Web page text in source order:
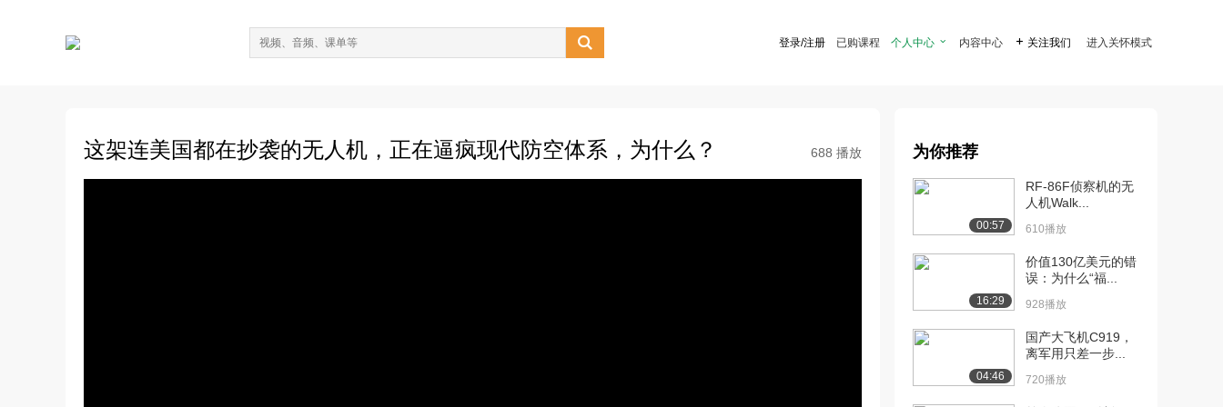
 登录/注册 已购课程 个人中心  内容中心  关注我们 进入关怀模式
这架连美国都在抄袭的无人机，正在逼疯现代防空体系，为什么？ 688 播放 为你推荐
00:57
RF-86F侦察机的无
人机Walk...
610播放
16:29
价值130亿美元的错
误：为什么“福...
928播放
04:46
国产大飞机C919，
离军用只差一步...
720播放